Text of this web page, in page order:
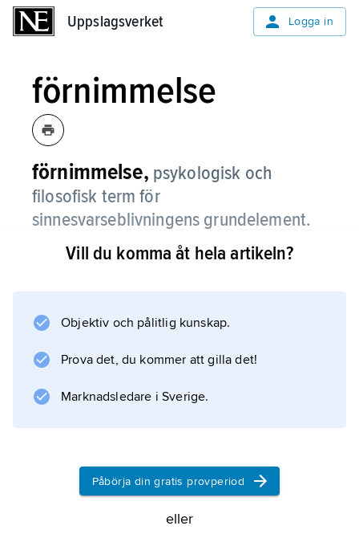
Uppslagsverket Logga in
förnimmelse
förnimmelse, psykologisk och
filosofisk term för
sinnesvarseblivningens grundelement.
I sin tekniska betydelse förekommer uttrycket
varseblivningen som ett komplex av en av
medvetandet oberoende material, de s.k.
förnimmelserna (tyska
Empfindungen
Vill du komma åt hela artikeln?
Objektiv och pålitlig kunskap.
Prova det, du kommer att gilla det!
Marknadsledare i Sverige.
Påbörja din gratis provperiod
eller